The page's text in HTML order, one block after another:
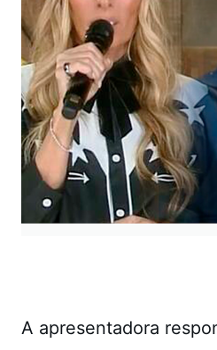
A apresentadora